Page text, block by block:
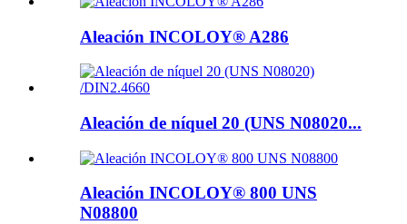
Aleación INCOLOY® A286
Aleación de níquel 20 (UNS N08020...
Aleación INCOLOY® 800 UNS
N08800